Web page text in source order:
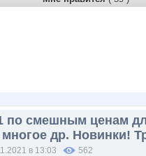
по смешным ценам
др. Новинки!
в 13:03 562